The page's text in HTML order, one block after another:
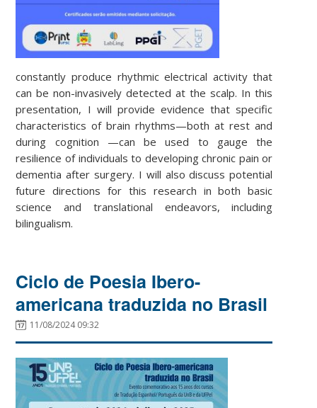
constantly produce rhythmic electrical activity that
can be non-invasively detected at the scalp. In this
presentation, I will provide evidence that specific
characteristics of brain rhythms—both at rest and
during cognition —can be used to gauge the
resilience of individuals to developing chronic pain or
dementia after surgery. I will also discuss potential
future directions for this research in both basic
science and translational endeavors, including
bilingualism.
Ciclo de Poesia Ibero-
americana traduzida no Brasil
11/08/2024 09:32